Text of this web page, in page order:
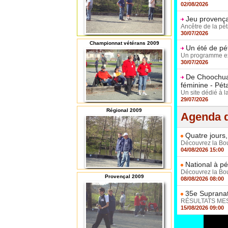
Championnat vétérans 2009
Régional 2009
Provençal 2009
02/08/2026
Jeu
Ancêtre de la
30/07/2026
Un été de
Un programme
30/07/2026
De
féminine -
Un site dédié à
29/07/2026
Agenda
Quatre
Découvrez la
04/08/2026 15:00
National à
Découvrez la
08/08/2026 08:00
35e
RÉSULTATS
15/08/2026 09:00